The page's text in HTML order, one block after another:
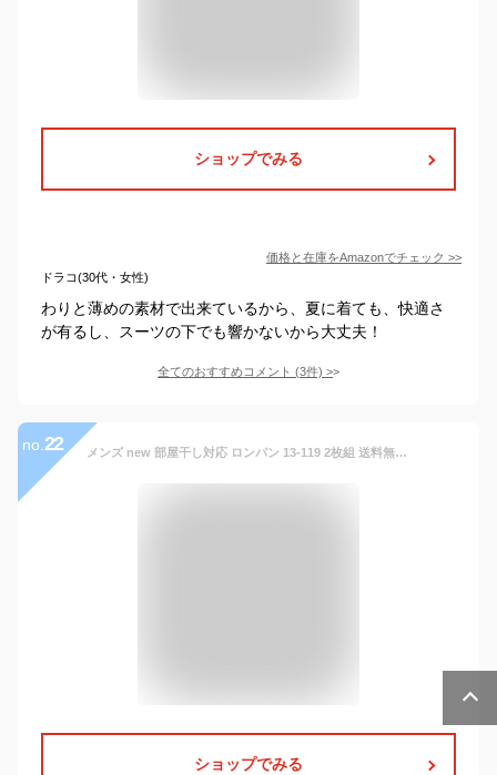
ショップでみる
価格と在庫をAmazonでチェック >>
ドラコ(30代・女性)
わりと薄めの素材で出来ているから、夏に着ても、快適さ
が有るし、スーツの下でも響かないから大丈夫！
全てのおすすめコメント (3件) >
no. 22 メンズ new 部屋干し対応 ロンパン 13-119 2枚組 送料無料 ロングパンツ フライス 部屋干し 消臭縫製糸 フラット 綿 制菌 消臭 パンツ 下着 紳士 アンダー 白パン（03859）
ショップでみる